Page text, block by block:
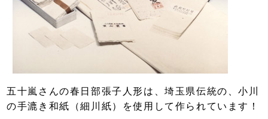
五十嵐さんの春日部張子人形は、埼玉県伝統の、小川
の手漉き和紙（細川紙）を使用して作られています！